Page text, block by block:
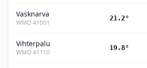
Vasknarva
WMO41001
21.2°
Vihterpalu
WMO41110
19.8°